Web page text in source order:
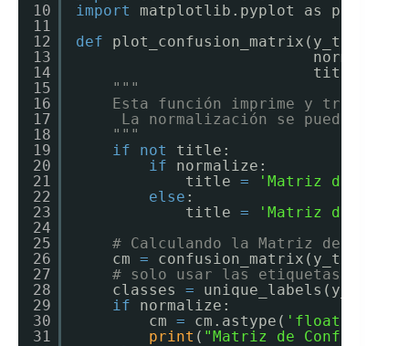
10
11
12
13
14
15
16
17
18
19
20
21
22
23
24
25
26
27
28
29
30
31
import
matplotlib.pyplot as plt
def
plot_confusion_matrix(y_true,
normalize
title
"""
Esta función imprime y traza la
La normalización se puede
"""
if
not
title:
if
normalize:
title =
'Matriz de
else :
title =
'Matriz de
# Calculando la Matriz de
cm =
confusion_matrix(y_true,
# solo usar las etiquetas que
classes =
unique_labels(y_true,
if
normalize:
cm = cm.astype( 'float'
print ( "Matriz de Confusión